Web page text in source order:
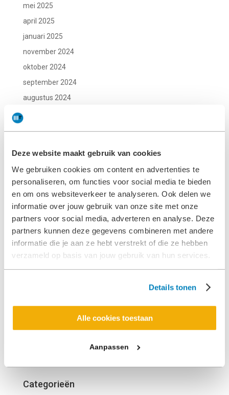
Deze website maakt gebruik van cookies
We gebruiken cookies om content en advertenties te
personaliseren, om functies voor social media te bieden
en om ons websiteverkeer te analyseren. Ook delen we
informatie over jouw gebruik van onze site met onze
partners voor social media, adverteren en analyse. Deze
partners kunnen deze gegevens combineren met andere
informatie die je aan ze hebt verstrekt of die ze hebben
verzameld op basis van jouw gebruik van hun services.
Details tonen
Alle cookies toestaan
Aanpassen
mei 2025
april 2025
januari 2025
november 2024
oktober 2024
september 2024
augustus 2024
december 2023
november 2023
september 2023
augustus 2023
juli 2023
juni 2023
Categorieën